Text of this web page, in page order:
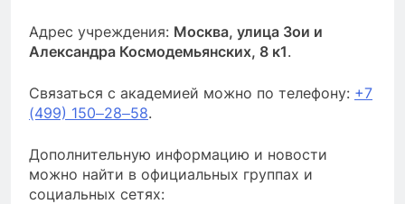
Адрес учреждения: Москва, улица Зои и
Александра Космодемьянских, 8 к1.
Связаться с академией можно по телефону: +7
(499) 150‒28‒58.
Дополнительную информацию и новости
можно найти в официальных группах и
социальных сетях: